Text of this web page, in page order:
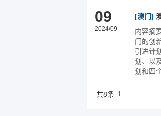
09
2024/09
[澳门]
内容摘
门的创
引进计
划、以
划和四
共8条 1